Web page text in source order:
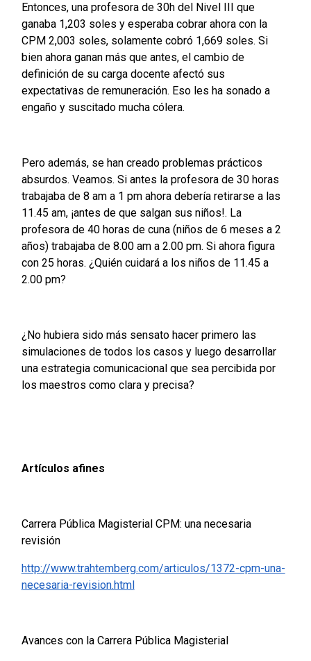
Entonces, una profesora de 30h del Nivel III que
ganaba 1,203 soles y esperaba cobrar ahora con la
CPM 2,003 soles, solamente cobró 1,669 soles. Si
bien ahora ganan más que antes, el cambio de
definición de su carga docente afectó sus
expectativas de remuneración. Eso les ha sonado a
engaño y suscitado mucha cólera.
Pero además, se han creado problemas prácticos
absurdos. Veamos. Si antes la profesora de 30 horas
trabajaba de 8 am a 1 pm ahora debería retirarse a las
11.45 am, ¡antes de que salgan sus niños!. La
profesora de 40 horas de cuna (niños de 6 meses a 2
años) trabajaba de 8.00 am a 2.00 pm. Si ahora figura
con 25 horas. ¿Quién cuidará a los niños de 11.45 a
2.00 pm?
¿No hubiera sido más sensato hacer primero las
simulaciones de todos los casos y luego desarrollar
una estrategia comunicacional que sea percibida por
los maestros como clara y precisa?
Artículos afines
Carrera Pública Magisterial CPM: una necesaria
revisión
http://www.trahtemberg.com/articulos/1372-cpm-una-
necesaria-revision.html
Avances con la Carrera Pública Magisterial